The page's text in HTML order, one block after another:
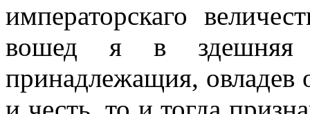
императорскаго
вошед я в здешняя
принадлежащия, овладев